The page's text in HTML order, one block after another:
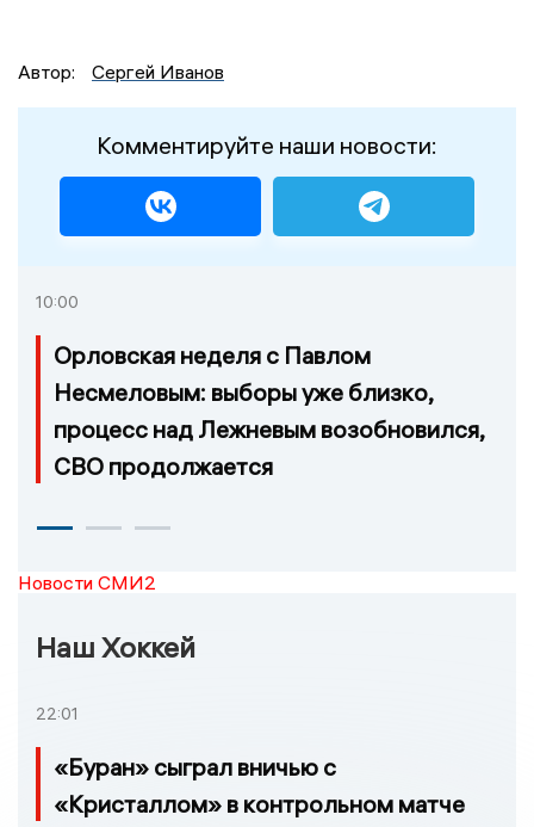
Автор: Сергей Иванов
Комментируйте наши новости:
10:00
Орловская неделя с Павлом
Несмеловым: выборы уже близко,
процесс над Лежневым возобновился,
СВО продолжается
Новости СМИ2
Наш Хоккей
22:01
«Буран» сыграл вничью с
«Кристаллом» в контрольном матче